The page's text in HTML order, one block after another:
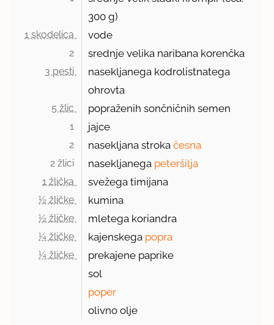
300 g)
1 skodelica vode
2 srednje velika naribana korenčka
3 pesti
nasekljanega kodrolistnatega
ohrovta
5 žlic popraženih sončničnih semen
1 jajce
2 nasekljana strokačesna
2 žlici nasekljanega peteršilja
1 žlička svežega timijana
½ žličke kumina
½ žličke mletega koriandra
¼ žličke kajenskega popra
¼ žličke
prekajene paprike
sol
poper
olivno olje